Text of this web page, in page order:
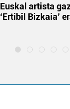
Euskal artista
‘Ertibil Bizkaia’